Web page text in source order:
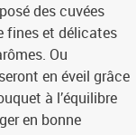
des cuvées
fines et délicates
Ou
en éveil grâce
à l’équilibre
en bonne